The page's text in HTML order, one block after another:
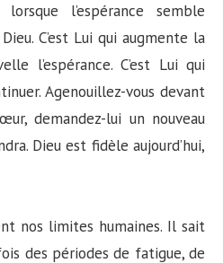
l’espérance semble
C’est Lui qui augmente la
l’espérance. C’est Lui qui
Agenouillez-vous devant
demandez-lui un nouveau
Dieu est fidèle aujourd’hui,
nos limites humaines. Il sait
des périodes de fatigue, de